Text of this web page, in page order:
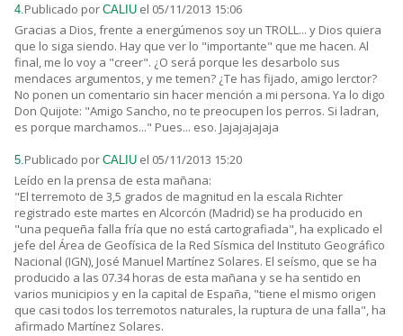
4.Publicado por CALIU el 05/11/2013 15:06
Gracias a Dios, frente a energúmenos soy un TROLL... y Dios quiera
que lo siga siendo. Hay que ver lo "importante" que me hacen. Al
final, me lo voy a "creer". ¿O será porque les desarbolo sus
mendaces argumentos, y me temen? ¿Te has fijado, amigo lerctor?
No ponen un comentario sin hacer mención a mi persona. Ya lo digo
Don Quijote: "Amigo Sancho, no te preocupen los perros. Si ladran,
es porque marchamos..." Pues... eso. Jajajajajaja
5.Publicado por CALIU el 05/11/2013 15:20
Leído en la prensa de esta mañana:
"El terremoto de 3,5 grados de magnitud en la escala Richter
registrado este martes en Alcorcón (Madrid) se ha producido en
"una pequeña falla fría que no está cartografiada", ha explicado el
jefe del Área de Geofísica de la Red Sísmica del Instituto Geográfico
Nacional (IGN), José Manuel Martínez Solares. El seísmo, que se ha
producido a las 07.34 horas de esta mañana y se ha sentido en
varios municipios y en la capital de España, "tiene el mismo origen
que casi todos los terremotos naturales, la ruptura de una falla", ha
afirmado Martínez Solares.